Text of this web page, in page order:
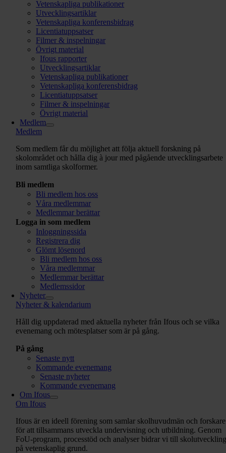
Vetenskapliga publikationer
Utvecklingsartiklar
Vetenskapliga konferensbidrag
Licentiatuppsatser
Filmer & inspelningar
Övrigt material
Ifous rapporter
Utvecklingsartiklar
Vetenskapliga publikationer
Vetenskapliga konferensbidrag
Licentiatuppsatser
Filmer & inspelningar
Övrigt material
Medlem
Medlem
Som medlem får du möjlighet att följa aktuell forskning på
skolområdet och hålla dig à jour med pågående utvecklingsarbete
inom samtliga skolformer.
Bli medlem
Bli medlem hos oss
Våra medlemmar
Medlemmar berättar
Logga in som medlem
Inloggningssida
Registrera dig
Glömt lösenord
Bli medlem hos oss
Våra medlemmar
Medlemmar berättar
Medlemssidor
Nyheter
Nyheter & kalendarium
Håll dig uppdaterad med aktuella nyheter från Ifous och se vilka
evenemang och mötesplatser som är på gång.
På gång
Senaste nytt
Kommande evenemang
Senaste nyheter
Kommande evenemang
Om Ifous
Om Ifous
Ifous är en ideell förening som samlar skolhuvudmän och forskare
för att tillsammans utveckla undervisning och utbildning. Genom
FoU-program, processtöd och analyser bidrar vi till
på vetenskaplig grund.